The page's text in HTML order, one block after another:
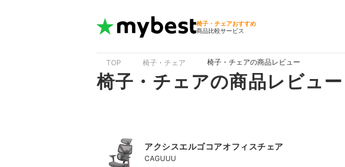
椅子・チェアおすすめ
商品比較サービス
TOP 椅子・チェア 椅子・チェアの商品レビュー
椅子・チェアの商品レビュー
アクシスエルゴコアオフィスチェア
CAGUUU